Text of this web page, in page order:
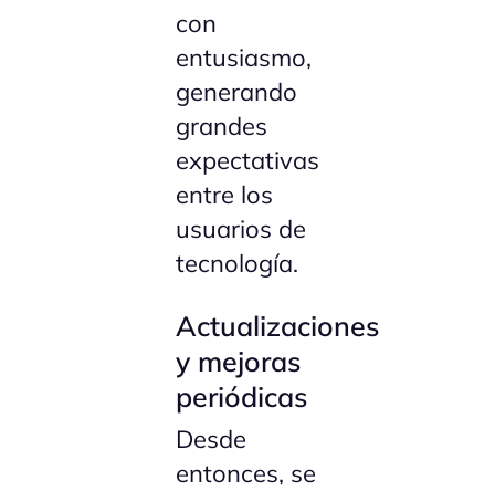
con
entusiasmo,
generando
grandes
expectativas
entre los
usuarios de
tecnología.
Actualizaciones
y mejoras
periódicas
Desde
entonces, se